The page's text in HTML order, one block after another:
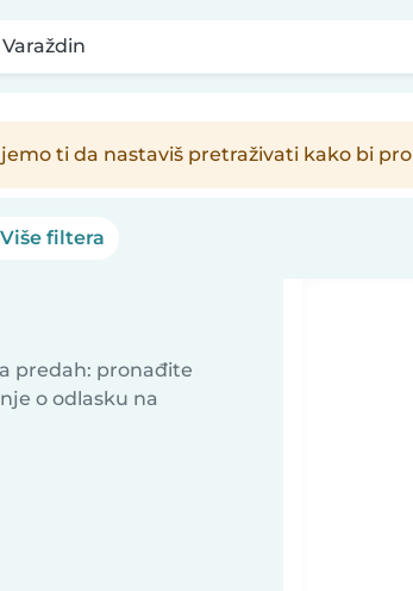
Varaždin
ti da nastaviš pretraživati kako bi
Više filtera
predah: pronađite
o odlasku na